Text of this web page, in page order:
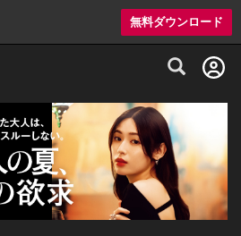
無料ダウンロード
グルメ情報・プレミアムレストラン予約